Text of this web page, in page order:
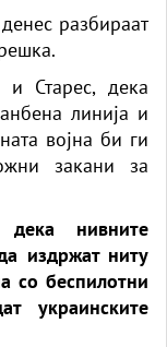
разбираат
и Старес, дека
линија и
војна би ги
закани за
дека нивните
издржат ниту
со беспилотни
украинските